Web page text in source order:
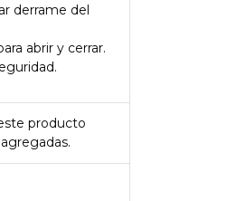
derrame del
abrir y cerrar.
producto